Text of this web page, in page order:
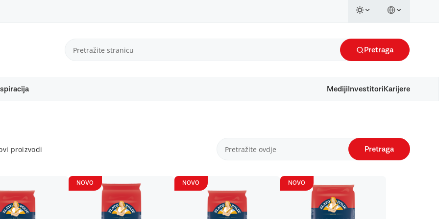
Pretraga
Mediji Investitori Karijere
proizvodi Pretraga
NOVO NOVO NOVO